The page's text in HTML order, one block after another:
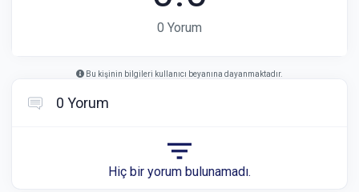
0 Yorum
Bu kişinin bilgileri kullanıcı beyanına dayanmaktadır.
0 Yorum
Hiç bir yorum bulunamadı.